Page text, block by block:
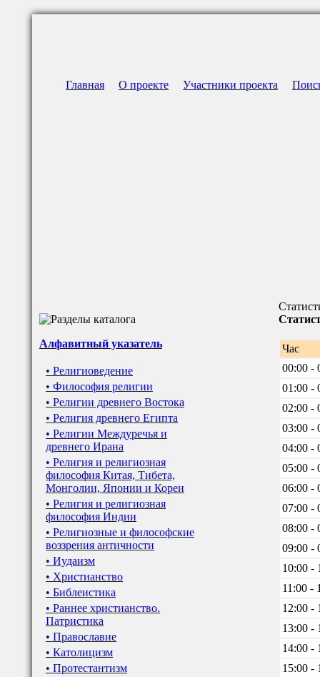
Главная О проекте Участники проекта
Алфавитный указатель
• Религиоведение
• Философия религии
• Религии древнего Востока
• Религия древнего Египта
• Религии Междуречья и
древнего Ирана
• Религия и религиозная
философия Китая, Тибета,
Монголии, Японии и Кореи
• Религия и религиозная
философия Индии
• Религиозные и философские
воззрения античности
• Иудаизм
• Христианство
• Библеистика
• Раннее христианство.
Патристика
• Православие
• Католицизм
• Протестантизм
Час
00:00 -
01:00 -
02:00 -
03:00 -
04:00 -
05:00 -
06:00 -
07:00 -
08:00 -
09:00 -
10:00 -
11:00 -
12:00 -
13:00 -
14:00 -
15:00 -